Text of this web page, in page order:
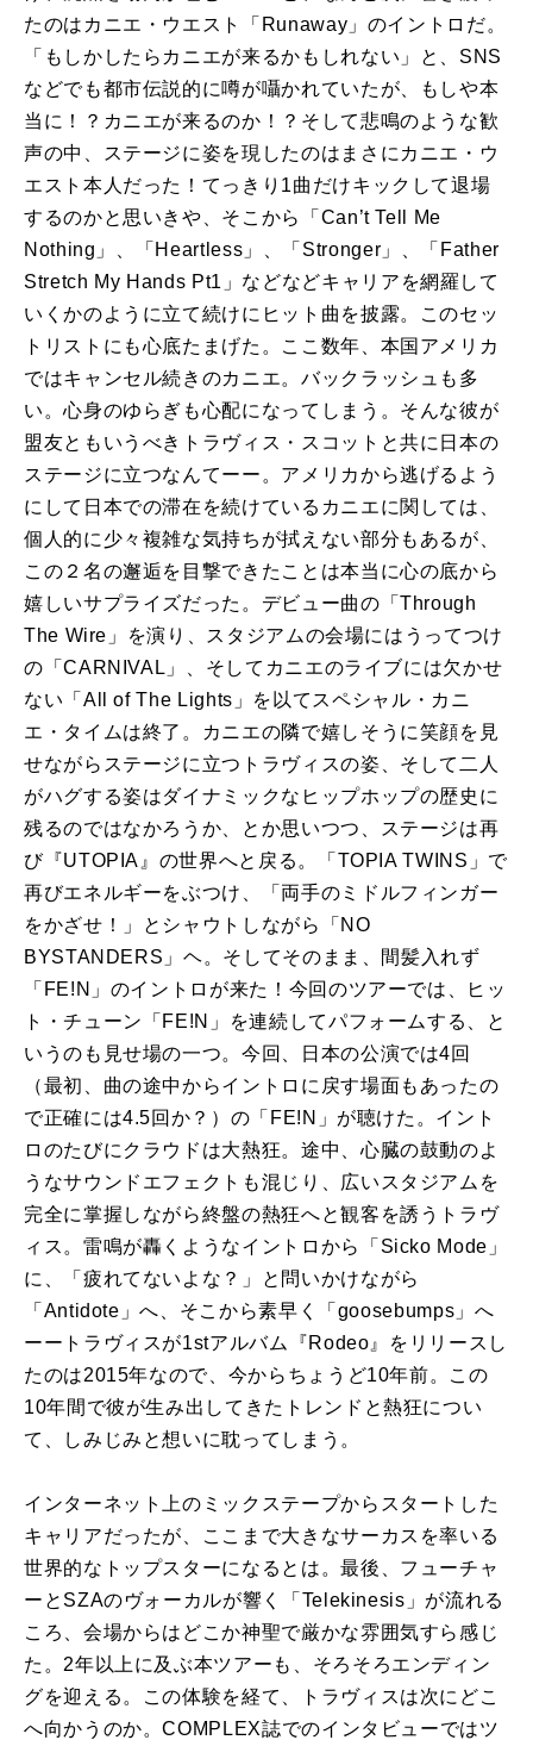
たのはカニエ・ウエスト「Runaway」のイントロだ。
「もしかしたらカニエが来るかもしれない」と、SNS
などでも都市伝説的に噂が囁かれていたが、もしや本
当に！？カニエが来るのか！？そして悲鳴のような歓
声の中、ステージに姿を現したのはまさにカニエ・ウ
エスト本人だった！てっきり1曲だけキックして退場
するのかと思いきや、そこから「Can’t Tell Me
Nothing」、「Heartless」、「Stronger」、「Father
Stretch My Hands Pt1」などなどキャリアを網羅して
いくかのように立て続けにヒット曲を披露。このセッ
トリストにも心底たまげた。ここ数年、本国アメリカ
ではキャンセル続きのカニエ。バックラッシュも多
い。心身のゆらぎも心配になってしまう。そんな彼が
盟友ともいうべきトラヴィス・スコットと共に日本の
ステージに立つなんてーー。アメリカから逃げるよう
にして日本での滞在を続けているカニエに関しては、
個人的に少々複雑な気持ちが拭えない部分もあるが、
この２名の邂逅を目撃できたことは本当に心の底から
嬉しいサプライズだった。デビュー曲の「Through
The Wire」を演り、スタジアムの会場にはうってつけ
の「CARNIVAL」、そしてカニエのライブには欠かせ
ない「All of The Lights」を以てスペシャル・カニ
エ・タイムは終了。カニエの隣で嬉しそうに笑顔を見
せながらステージに立つトラヴィスの姿、そして二人
がハグする姿はダイナミックなヒップホップの歴史に
残るのではなかろうか、とか思いつつ、ステージは再
び『UTOPIA』の世界へと戻る。「TOPIA TWINS」で
再びエネルギーをぶつけ、「両手のミドルフィンガー
をかざせ！」とシャウトしながら「NO
BYSTANDERS」ヘ。そしてそのまま、間髪入れず
「FE!N」のイントロが来た！今回のツアーでは、ヒッ
ト・チューン「FE!N」を連続してパフォームする、と
いうのも見せ場の一つ。今回、日本の公演では4回
（最初、曲の途中からイントロに戻す場面もあったの
で正確には4.5回か？）の「FE!N」が聴けた。イント
ロのたびにクラウドは大熱狂。途中、心臓の鼓動のよ
うなサウンドエフェクトも混じり、広いスタジアムを
完全に掌握しながら終盤の熱狂へと観客を誘うトラヴ
ィス。雷鳴が轟くようなイントロから「Sicko Mode」
に、「疲れてないよな？」と問いかけながら
「Antidote」へ、そこから素早く「goosebumps」へ
ーートラヴィスが1stアルバム『Rodeo』をリリースし
たのは2015年なので、今からちょうど10年前。この
10年間で彼が生み出してきたトレンドと熱狂につい
て、しみじみと想いに耽ってしまう。
インターネット上のミックステープからスタートした
キャリアだったが、ここまで大きなサーカスを率いる
世界的なトップスターになるとは。最後、フューチャ
ーとSZAのヴォーカルが響く「Telekinesis」が流れる
ころ、会場からはどこか神聖で厳かな雰囲気すら感じ
た。2年以上に及ぶ本ツアーも、そろそろエンディン
グを迎える。この体験を経て、トラヴィスは次にどこ
へ向かうのか。COMPLEX誌でのインタビューではツ